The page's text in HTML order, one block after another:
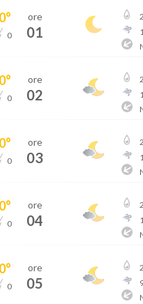
°
0
ore
01
°
0
ore
02
°
0
ore
03
°
0
ore
04
°
0
ore
05